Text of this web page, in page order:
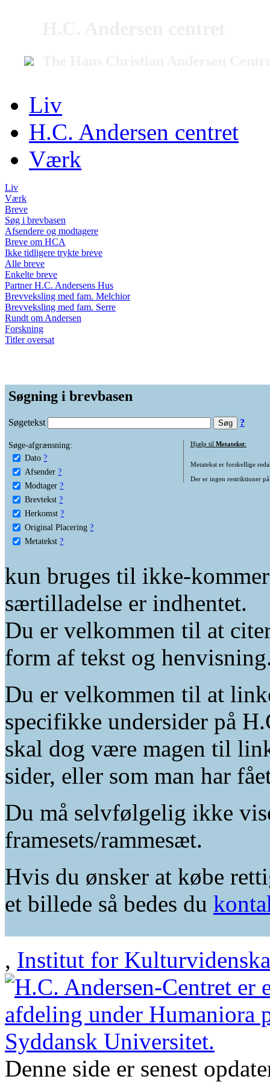
Liv
H.C. Andersen centret
Værk
Liv
Værk
Breve
Søg i brevbasen
Afsendere og modtagere
Breve om HCA
Ikke tidligere trykte breve
Alle breve
Enkelte breve
Partner H.C. Andersens Hus
Brevveksling med fam. Melchior
Brevveksling med fam. Serre
Rundt om Andersen
Forskning
Titler oversat
Søgning i brevbasen
Søgetekst ?
Søge-afgrænsning:
Dato ?
Afsender ?
Modtager ?
Brevtekst ?
Herkomst ?
Original Placering ?
Metatekst ?
Hjælp til Metatekst:
Metatekst er forskellige
Der er ingen restriktioner
kun bruges til ikke-
særtilladelse er indhentet.
Du er velkommen til at
form af tekst og
Du er velkommen til at
specifikke undersider på
skal dog være magen til
sider, eller som man har
Du må selvfølgelig ikke
framesets/rammesæt.
Hvis du ønsker at købe
et billede så bedes du
, Institut for
Denne side er senest